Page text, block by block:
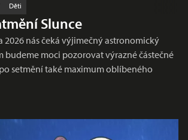
Děti
Slunce
2026 nás čeká výjimečný astronomický
budeme moci pozorovat výrazné částečné
setmění také maximum oblíbeného